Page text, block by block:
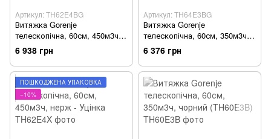
Артикул: TH62E4BG
Витяжка Gorenje
телескопічна, 60см, 450м3ч,
чорний (TH62E4BG)
6 938 грн
Артикул: TH64E3BG
Витяжка Gorenje
телескопічна, 60см, 350м3ч,
чорний (TH64E3BG)
6 376 грн
ПОШКОДЖЕНА УПАКОВКА
−10%